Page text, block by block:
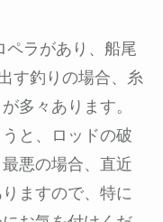
ペラがあり、船尾
す釣りの場合、糸
多々あります。
と、ロッドの破
悪の場合、直近
ますので、特に